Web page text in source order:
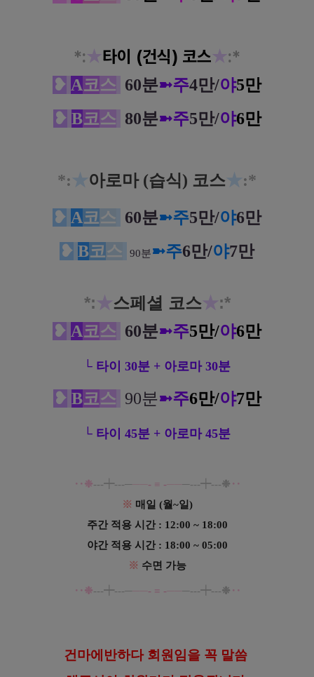
*:★타이 (건식) 코스★:*
❥ A코스 60분➼주4만/야5만
❥ B코스 80분➼주5만/야6만
*:★아로마 (습식) 코스★:*
❥ A코스 60분➼주5만/야6만
❥ B코스 90분➼주6만/야7만
*:★스페셜 코스★:*
❥ A코스 60분➼주5만/야6만
└ 타이 30분 + 아로마 30분
❥ B코스 90분➼주6만/야7만
└ 타이 45분 + 아로마 45분
‥❉---┿---───- ≡ -───---┿---❉ ‥
※ 매일 (월~일)
주간 적용 시간 : 12:00 ~ 18:00
야간 적용 시간 : 18:00 ~ 05:00
※ 수면 가능
‥❉---┿---───- ≡ -───---┿---❉ ‥
건마에반하다 회원임을 꼭 말씀